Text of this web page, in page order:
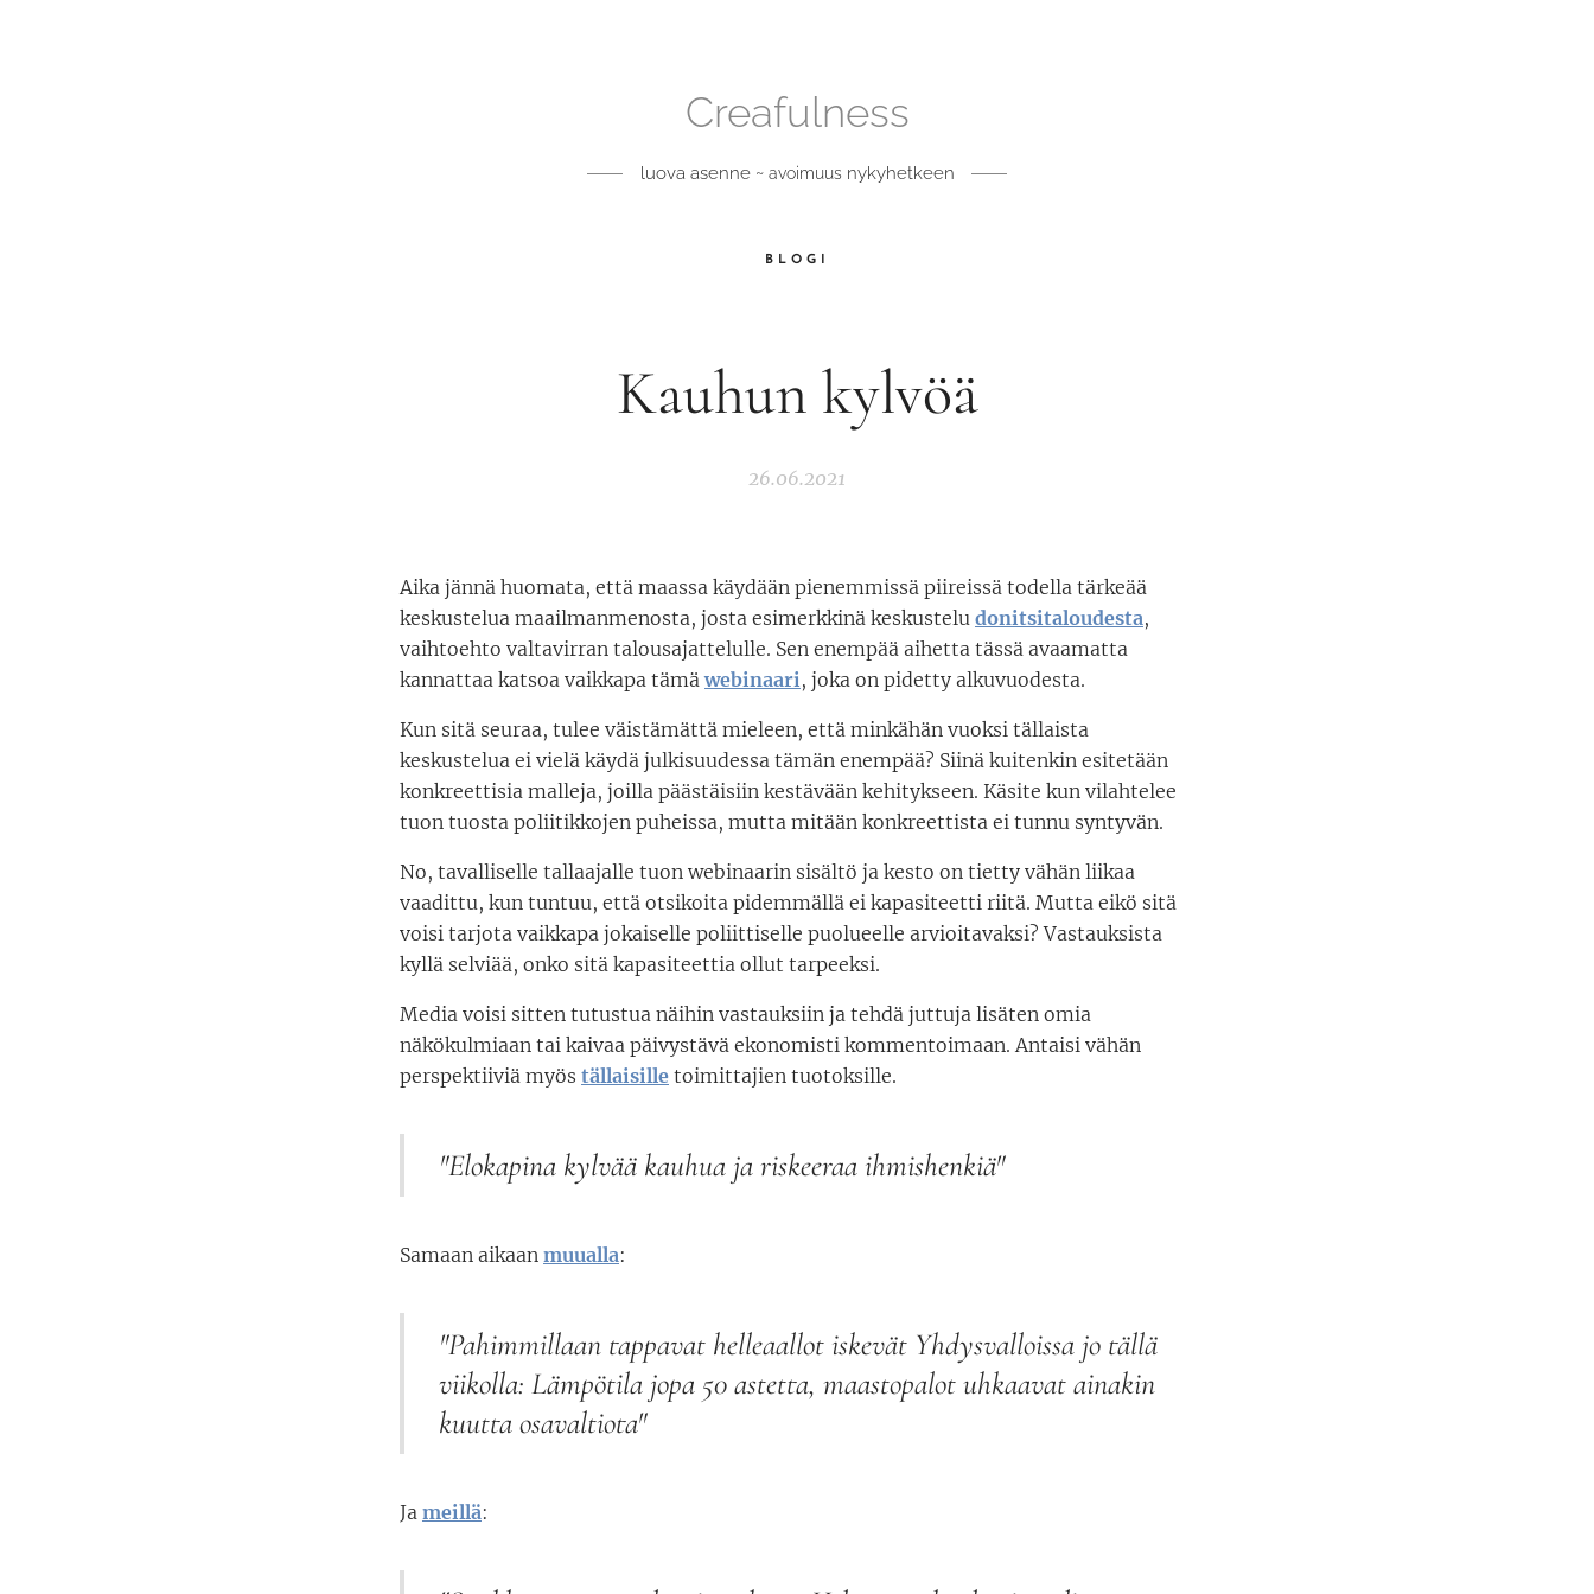
Creafulness
luova asenne ~ avoimuusnykyhetkeen
BLOGI
Kauhun kylvöä
26.06.2021
Aika jännä huomata, että maassa käydään pienemmissä piireissä todella tärkeää
keskustelua maailmanmenosta, josta esimerkkinä keskustelu donitsitaloudesta,
vaihtoehto valtavirran talousajattelulle. Sen enempää aihetta tässä avaamatta
kannattaa katsoa vaikkapa tämäwebinaari, joka on pidetty alkuvuodesta.
Kun sitä seuraa, tulee väistämättä mieleen, että minkähän vuoksi tällaista
keskustelua ei vielä käydä julkisuudessa tämän enempää? Siinä kuitenkin esitetään
konkreettisia malleja, joilla päästäisiin kestävään kehitykseen. Käsite kun vilahtelee
tuon tuosta poliitikkojen puheissa, mutta mitään konkreettista ei tunnu syntyvän.
No, tavalliselle tallaajalle tuon webinaarin sisältö ja kesto on tietty vähän liikaa
vaadittu, kun tuntuu, että otsikoita pidemmällä ei kapasiteetti riitä. Mutta eikö sitä
voisi tarjota vaikkapa jokaiselle poliittiselle puolueelle arvioitavaksi? Vastauksista
kyllä selviää, onko sitä kapasiteettia ollut tarpeeksi.
Media voisi sitten tutustua näihin vastauksiin ja tehdä juttuja lisäten omia
näkökulmiaan tai kaivaa päivystävä ekonomisti kommentoimaan. Antaisi vähän
perspektiiviä myös tällaisille toimittajien tuotoksille.
"Elokapina kylvää kauhua ja riskeeraa ihmishenkiä"
Samaan aikaan muualla:
"Pahimmillaan tappavat helleaallot iskevät Yhdysvalloissa jo tällä
viikolla: Lämpötila jopa 50 astetta, maastopalot uhkaavat ainakin
kuutta osavaltiota"
Ja meillä: